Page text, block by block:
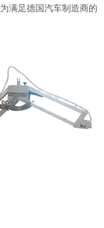
满足德国汽车制造商的